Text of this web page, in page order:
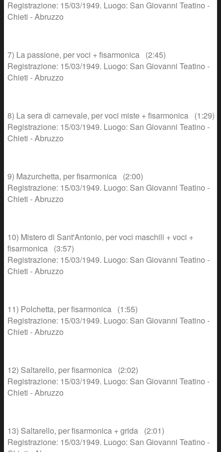
Registrazione: 15/03/1949. Luogo: San Giovanni Teatino -
Chieti - Abruzzo
7) La passione, per voci + fisarmonica (2:45)
Registrazione: 15/03/1949. Luogo: San Giovanni Teatino -
Chieti - Abruzzo
8) La sera di carnevale, per voci miste + fisarmonica (1:29)
Registrazione: 15/03/1949. Luogo: San Giovanni Teatino -
Chieti - Abruzzo
9) Mazurchetta, per fisarmonica (2:00)
Registrazione: 15/03/1949. Luogo: San Giovanni Teatino -
Chieti - Abruzzo
10) Mistero di Sant'Antonio, per voci maschili + voci +
fisarmonica (3:57)
Registrazione: 15/03/1949. Luogo: San Giovanni Teatino -
Chieti - Abruzzo
11) Polchetta, per fisarmonica (1:55)
Registrazione: 15/03/1949. Luogo: San Giovanni Teatino -
Chieti - Abruzzo
12) Saltarello, per fisarmonica (2:02)
Registrazione: 15/03/1949. Luogo: San Giovanni Teatino -
Chieti - Abruzzo
13) Saltarello, per fisarmonica + grida (2:01)
Registrazione: 15/03/1949. Luogo: San Giovanni Teatino -